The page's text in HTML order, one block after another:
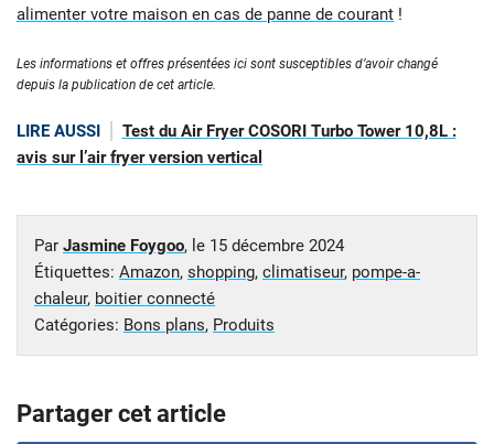
alimenter votre maison en cas de panne de courant !
Les informations et offres présentées ici sont susceptibles d’avoir changé
depuis la publication de cet article.
LIRE AUSSI
Test du Air Fryer COSORI Turbo Tower 10,8L :
avis sur l’air fryer version vertical
Par Jasmine Foygoo, le 15 décembre 2024
Étiquettes: Amazon, shopping, climatiseur, pompe-a-
chaleur, boitier connecté
Catégories: Bons plans, Produits
Partager cet article